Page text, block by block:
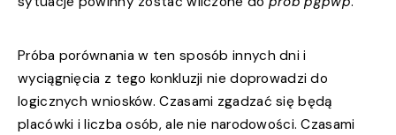
Próba porównania w ten sposób innych dni i
wyciągnięcia z tego konkluzji nie doprowadzi do
logicznych wniosków. Czasami zgadzać się będą
placówki i liczba osób, ale nie narodowości. Czasami